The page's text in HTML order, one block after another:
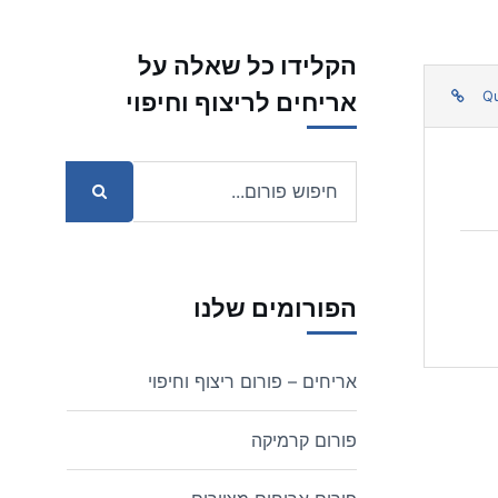
הקלידו כל שאלה על
אריחים לריצוף וחיפוי
הפורומים שלנו
אריחים – פורום ריצוף וחיפוי
פורום קרמיקה